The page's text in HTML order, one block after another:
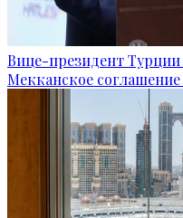
Вице-президент
Мекканское